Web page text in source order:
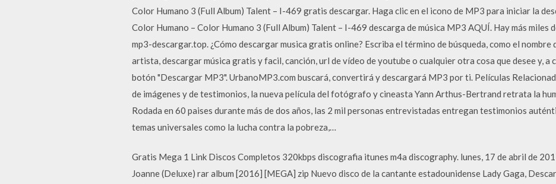
Color Humano 3 (Full Album) Talent ‎– I-469 gratis descargar. Haga clic en el icono de MP3 para iniciar la
Color Humano ‎– Color Humano 3 (Full Album) Talent ‎– I-469 descarga de música MP3 AQUÍ. Hay más miles
mp3-descargar.top. ¿Cómo descargar musica gratis online? Escriba el término de búsqueda, como el nombre
artista, descargar música gratis y facil, canción, url de vídeo de youtube o cualquier otra cosa que desee y, a
botón "Descargar MP3". UrbanoMP3.com buscará, convertirá y descargará MP3 por ti. Películas
de imágenes y de testimonios, la nueva película del fotógrafo y cineasta Yann Arthus-Bertrand retrata la
Rodada en 60 paises durante más de dos años, las 2 mil personas entrevistadas entregan testimonios
temas universales como la lucha contra la pobreza,…
Gratis Mega 1 Link Discos Completos 320kbps discografia itunes m4a discography. lunes, 17 de abril de
Joanne (Deluxe) rar album [2016] [MEGA] zip Nuevo disco de la cantante estadounidense Lady Gaga,